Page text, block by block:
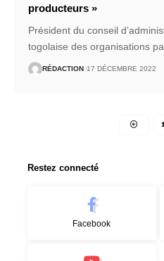
producteurs »
Président du conseil
togolaise des organisations
RÉDACTION 17 DÉCEMBRE 2022
1
Restez connecté
Facebook